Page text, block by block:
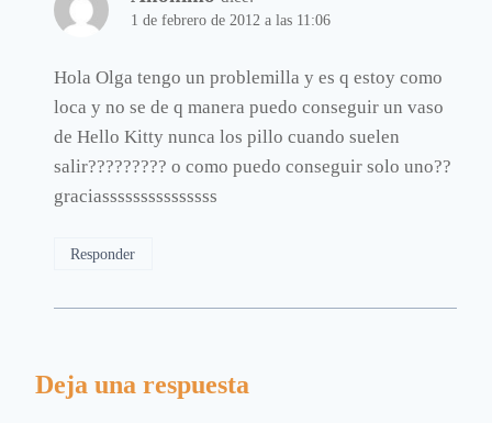
1 de febrero de 2012 a las 11:06
Hola Olga tengo un problemilla y es q estoy como
loca y no se de q manera puedo conseguir un vaso
de Hello Kitty nunca los pillo cuando suelen
salir????????? o como puedo conseguir solo uno??
graciasssssssssssssss
Responder
Deja una respuesta